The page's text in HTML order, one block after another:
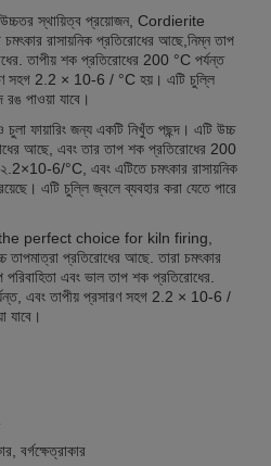
উচ্চতর স্থায়িত্ব প্রয়োজন, Cordierite
রাসায়নিক প্রতিরোধের আছে,নিম্ন তাপ
তাপীয় শক প্রতিরোধের 200 °C পর্যন্ত
সহগ 2.2 × 10-6 / °C হয়। এটি চুল্লি
পাওয়া যাবে।
ফায়ারিং জন্য একটি নিখুঁত পছন্দ। এটি উচ্চ
আছে, এবং তার তাপ শক প্রতিরোধের 200
6/°C, এবং এটিতে চমৎকার রাসায়নিক
এটি চুল্লি জ্বলে ব্যবহার করা যেতে পারে
perfect choice for kiln firing,
তাপমাত্রা প্রতিরোধের আছে. তারা চমৎকার
এবং ভাল তাপ শক প্রতিরোধের.
এবং তাপীয় প্রসারণ সহগ 2.2 × 10-6 /
যাবে।
বর্গক্ষেত্রাকার